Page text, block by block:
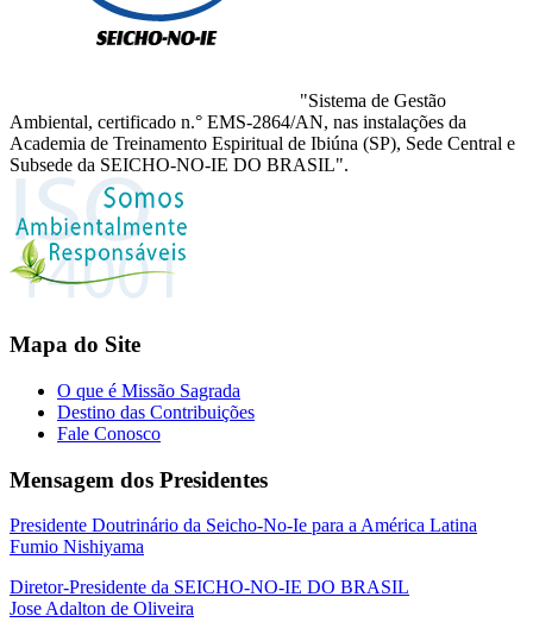
"Sistema de Gestão
Ambiental, certificado n.° EMS-2864/AN, nas instalações da
Academia de Treinamento Espiritual de Ibiúna (SP), Sede Central e
Subsede da SEICHO-NO-IE DO BRASIL".
Mapa do Site
O que é Missão Sagrada
Destino das Contribuições
Fale Conosco
Mensagem dos Presidentes
Presidente Doutrinário da Seicho-No-Ie para a América Latina
Fumio Nishiyama
Diretor-Presidente da SEICHO-NO-IE DO BRASIL
Jose Adalton de Oliveira